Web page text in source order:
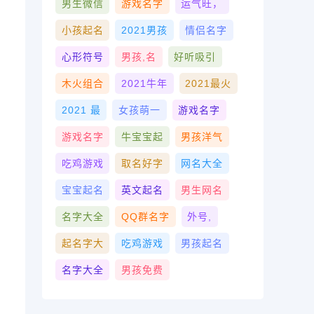
男生微信 游戏名字 运气旺，
小孩起名 2021男孩 情侣名字
心形符号 男孩,名 好听吸引
木火组合 2021牛年 2021最火
2021 最 女孩萌一 游戏名字
游戏名字 牛宝宝起 男孩洋气
吃鸡游戏 取名好字 网名大全
宝宝起名 英文起名 男生网名
名字大全 QQ群名字 外号,
起名字大 吃鸡游戏 男孩起名
名字大全 男孩免费